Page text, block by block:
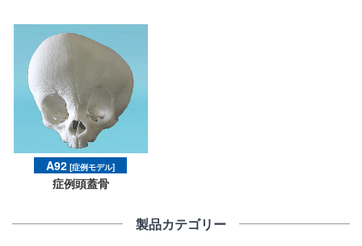
A92 [症例モデル]
症例頭蓋骨
製品カテゴリー